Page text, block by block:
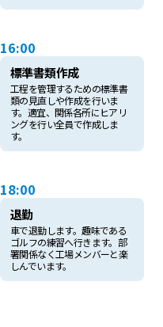
16:00
標準書類作成
工程を管理するための標準書
類の見直しや作成を行いま
す。適宜、関係各所にヒアリ
ングを行い全員で作成しま
す。
18:00
退勤
車で退勤します。趣味である
ゴルフの練習へ行きます。部
署関係なく工場メンバーと楽
しんでいます。